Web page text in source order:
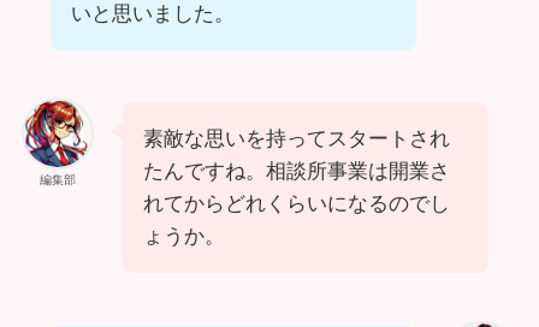
いと思いました。
編集部
素敵な思いを持ってスタートされ
たんですね。相談所事業は開業さ
れてからどれくらいになるのでし
ょうか。